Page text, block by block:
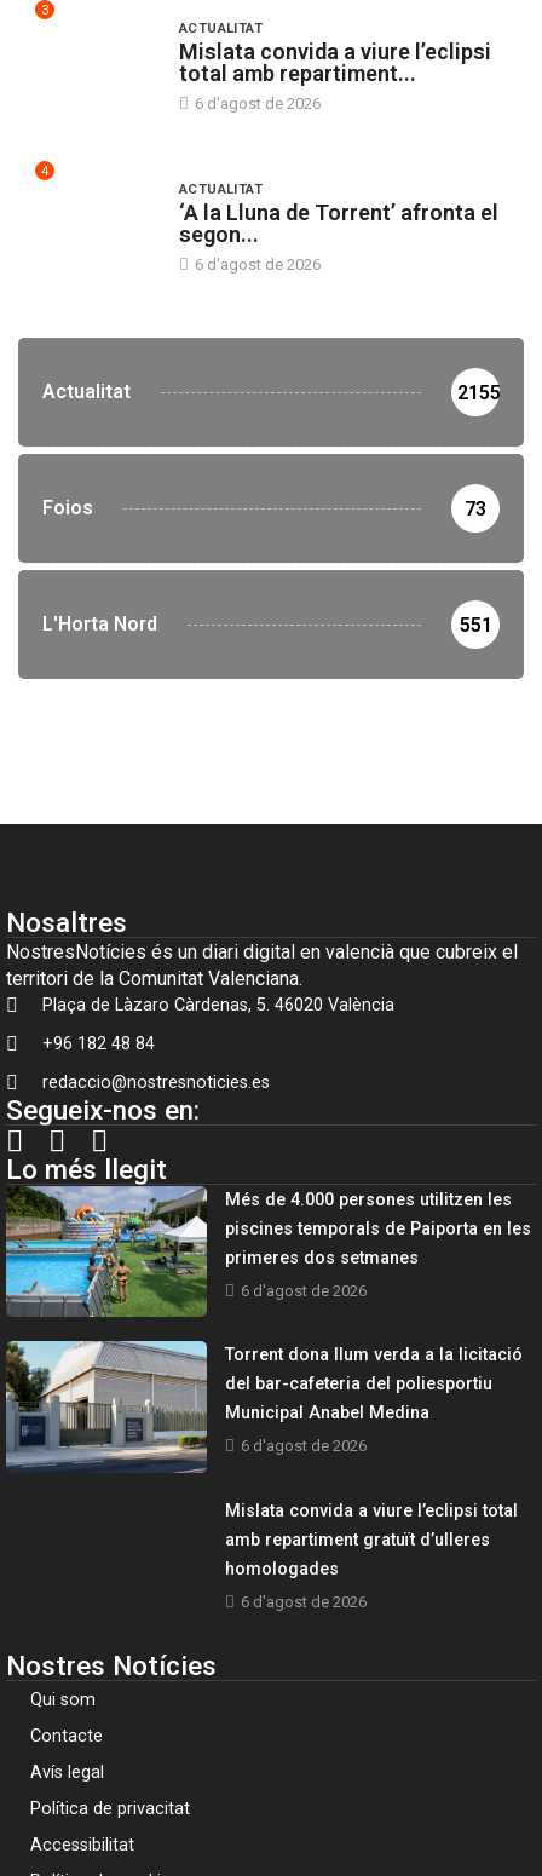
3
ACTUALITAT
Mislata convida a viure l’eclipsi
total amb repartiment...
6 d'agost de 2026
4
ACTUALITAT
‘A la Lluna de Torrent’ afronta el
segon...
6 d'agost de 2026
Actualitat 2155
Foios 73
L'Horta Nord 551
Nosaltres
NostresNotícies és un diari digital en valencià que cubreix el
territori de la Comunitat Valenciana.
Plaça de Làzaro Càrdenas, 5. 46020 València
+96 182 48 84
redaccio@nostresnoticies.es
Segueix-nos en:
Lo més llegit
Més de 4.000 persones utilitzen les
piscines temporals de Paiporta en les
primeres dos setmanes
6 d'agost de 2026
Torrent dona llum verda a la licitació
del bar-cafeteria del poliesportiu
Municipal Anabel Medina
6 d'agost de 2026
Mislata convida a viure l’eclipsi total
amb repartiment gratuït d’ulleres
homologades
6 d'agost de 2026
Nostres Notícies
Qui som
Contacte
Avís legal
Política de privacitat
Accessibilitat